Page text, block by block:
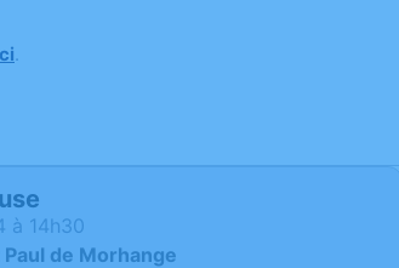
.
à 14h30
de Morhange